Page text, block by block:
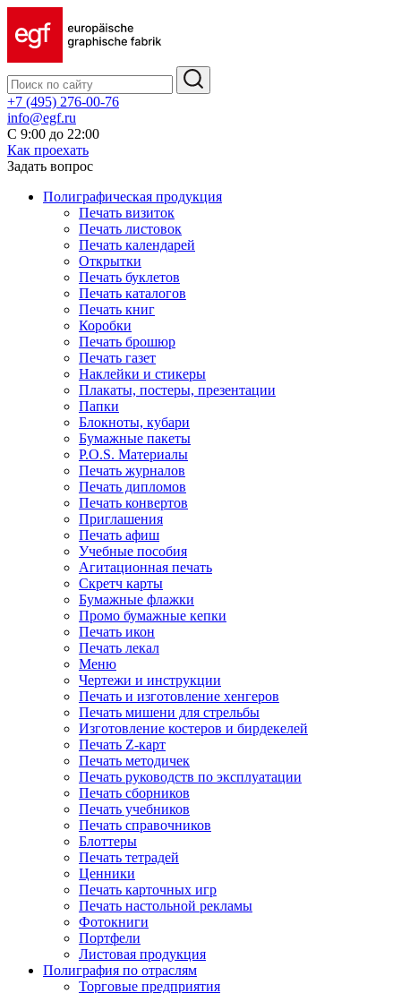
+7 (495) 276-00-76
info@egf.ru
С 9:00 до 22:00
Как проехать
Задать вопрос
Полиграфическая продукция
Печать визиток
Печать листовок
Печать календарей
Открытки
Печать буклетов
Печать каталогов
Печать книг
Коробки
Печать брошюр
Печать газет
Наклейки и стикеры
Плакаты, постеры, презентации
Папки
Блокноты, кубари
Бумажные пакеты
P.O.S. Материалы
Печать журналов
Печать дипломов
Печать конвертов
Приглашения
Печать афиш
Учебные пособия
Агитационная печать
Скретч карты
Бумажные флажки
Промо бумажные кепки
Печать икон
Печать лекал
Меню
Чертежи и инструкции
Печать и изготовление хенгеров
Печать мишени для стрельбы
Изготовление костеров и бирдекелей
Печать Z-карт
Печать методичек
Печать руководств по эксплуатации
Печать сборников
Печать учебников
Печать справочников
Блоттеры
Печать тетрадей
Ценники
Печать карточных игр
Печать настольной рекламы
Фотокниги
Портфели
Листовая продукция
Полиграфия по отраслям
Торговые предприятия